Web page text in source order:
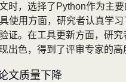
时，选择了Python作为主
使用方面，研究者认真学
证。在工具更新方面，研
出色，得到了评审专家的高
文质量下降